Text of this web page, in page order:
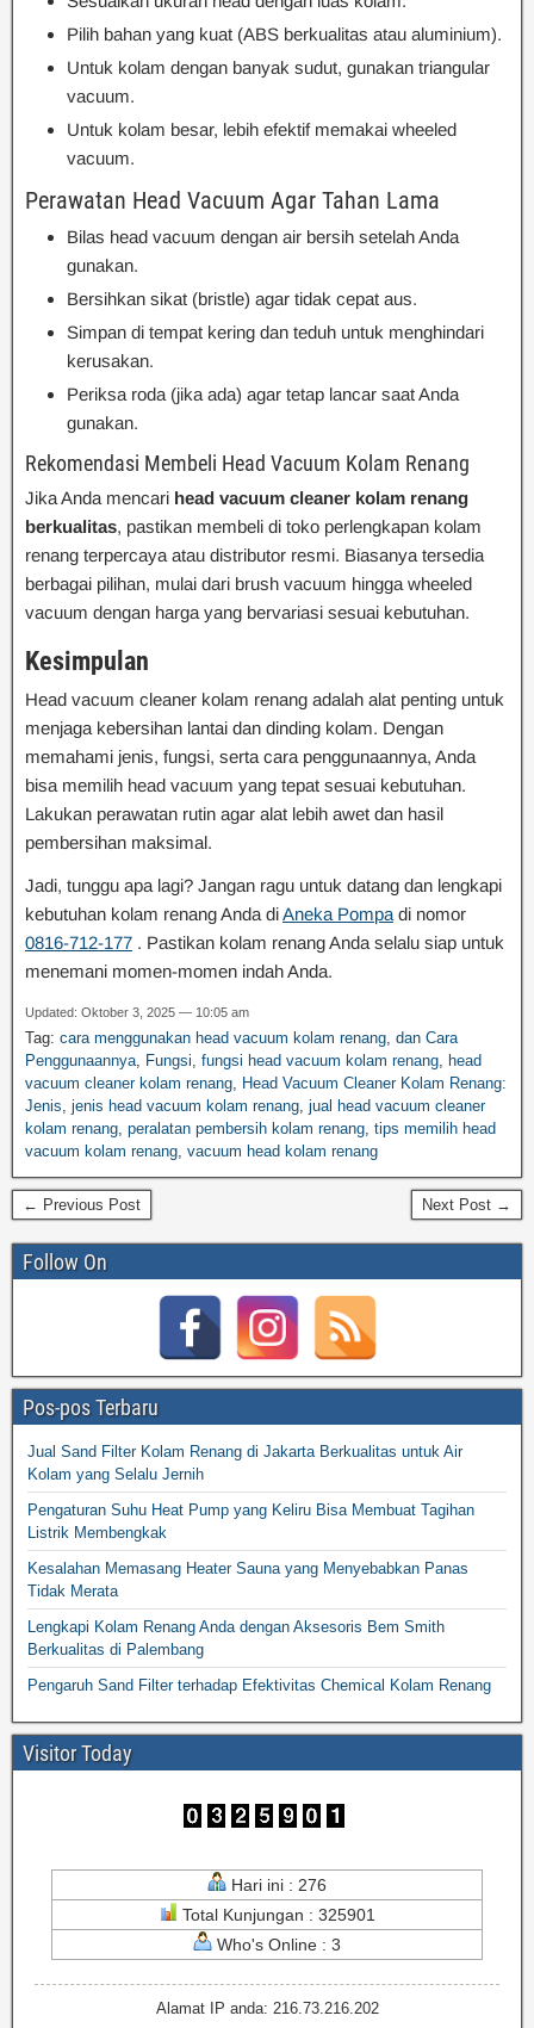
Pilih bahan yang kuat (ABS berkualitas atau aluminium).
Untuk kolam dengan banyak sudut, gunakan triangular
vacuum.
Untuk kolam besar, lebih efektif memakai wheeled
vacuum.
Perawatan Head Vacuum Agar Tahan Lama
Bilas head vacuum dengan air bersih setelah Anda
gunakan.
Bersihkan sikat (bristle) agar tidak cepat aus.
Simpan di tempat kering dan teduh untuk menghindari
kerusakan.
Periksa roda (jika ada) agar tetap lancar saat Anda
gunakan.
Rekomendasi Membeli Head Vacuum Kolam Renang
Jika Anda mencari head vacuum cleaner kolam renang
berkualitas, pastikan membeli di toko perlengkapan kolam
renang terpercaya atau distributor resmi. Biasanya tersedia
berbagai pilihan, mulai dari brush vacuum hingga wheeled
vacuum dengan harga yang bervariasi sesuai kebutuhan.
Kesimpulan
Head vacuum cleaner kolam renang adalah alat penting untuk
menjaga kebersihan lantai dan dinding kolam. Dengan
memahami jenis, fungsi, serta cara penggunaannya, Anda
bisa memilih head vacuum yang tepat sesuai kebutuhan.
Lakukan perawatan rutin agar alat lebih awet dan hasil
pembersihan maksimal.
Jadi, tunggu apa lagi? Jangan ragu untuk datang dan lengkapi
kebutuhan kolam renang Anda diAneka Pompa di nomor
0816-712-177 . Pastikan kolam renang Anda selalu siap untuk
menemani momen-momen indah Anda.
Updated: Oktober 3, 2025 — 10:05 am
Tag: cara menggunakan head vacuum kolam renang, dan Cara
Penggunaannya, Fungsi, fungsi head vacuum kolam renang, head
vacuum cleaner kolam renang, Head Vacuum Cleaner Kolam Renang:
Jenis, jenis head vacuum kolam renang, jual head vacuum cleaner
kolam renang, peralatan pembersih kolam renang, tips memilih head
vacuum kolam renang, vacuum head kolam renang
← Previous Post Next Post →
Follow On
Pos-pos Terbaru
Jual Sand Filter Kolam Renang di Jakarta Berkualitas untuk Air
Kolam yang Selalu Jernih
Pengaturan Suhu Heat Pump yang Keliru Bisa Membuat Tagihan
Listrik Membengkak
Kesalahan Memasang Heater Sauna yang Menyebabkan Panas
Tidak Merata
Lengkapi Kolam Renang Anda dengan Aksesoris Bem Smith
Berkualitas di Palembang
Pengaruh Sand Filter terhadap Efektivitas Chemical Kolam Renang
Visitor Today
Hari ini : 276
Total Kunjungan : 325901
Who's Online : 3
Alamat IP anda: 216.73.216.202